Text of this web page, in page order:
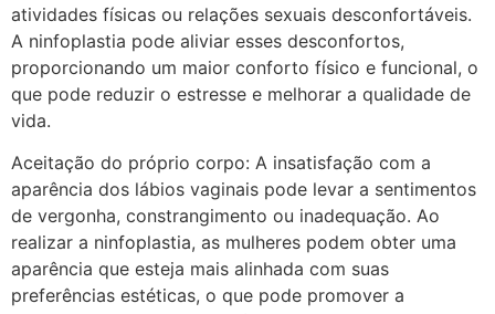
atividades físicas ou relações sexuais desconfortáveis.
A ninfoplastia pode aliviar esses desconfortos,
proporcionando um maior conforto físico e funcional, o
que pode reduzir o estresse e melhorar a qualidade de
vida.
Aceitação do próprio corpo: A insatisfação com a
aparência dos lábios vaginais pode levar a sentimentos
de vergonha, constrangimento ou inadequação. Ao
realizar a ninfoplastia, as mulheres podem obter uma
aparência que esteja mais alinhada com suas
preferências estéticas, o que pode promover a